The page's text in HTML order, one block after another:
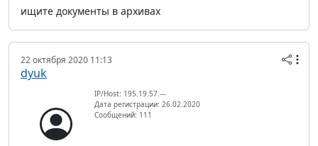
ищите документы в архивах
22 октября 2020 11:13
dyuk
IP/Host: 195.19.57.---
Дата регистрации: 26.02.2020
Сообщений: 111